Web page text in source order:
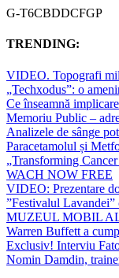
G-T6CBDDCFGP
TRENDING:
VIDEO. Topografi
„Techxodus”: o
Ce înseamnă
Memoriu Public –
Analizele de sânge
Paracetamolul și
„Transforming
WACH NOW FREE
VIDEO: Prezentare
”Festivalul Lavandei”
MUZEUL MOBIL
Warren Buffett a
Exclusiv! Interviu
Nomin Damdin,